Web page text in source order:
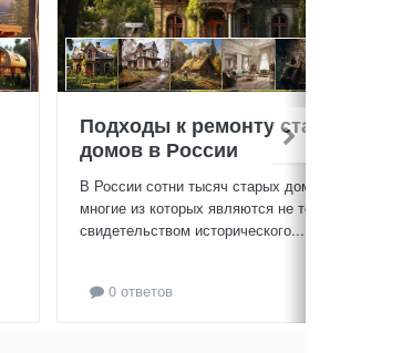
Подходы к ремонту старых
домов в России
В России сотни тысяч старых домов,
многие из которых являются не только
свидетельством исторического...
0 ответов